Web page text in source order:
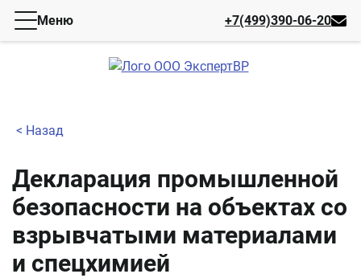
Меню +7(499)390-06-20
< Назад
Декларация промышленной
безопасности на объектах со
взрывчатыми материалами
и спецхимией